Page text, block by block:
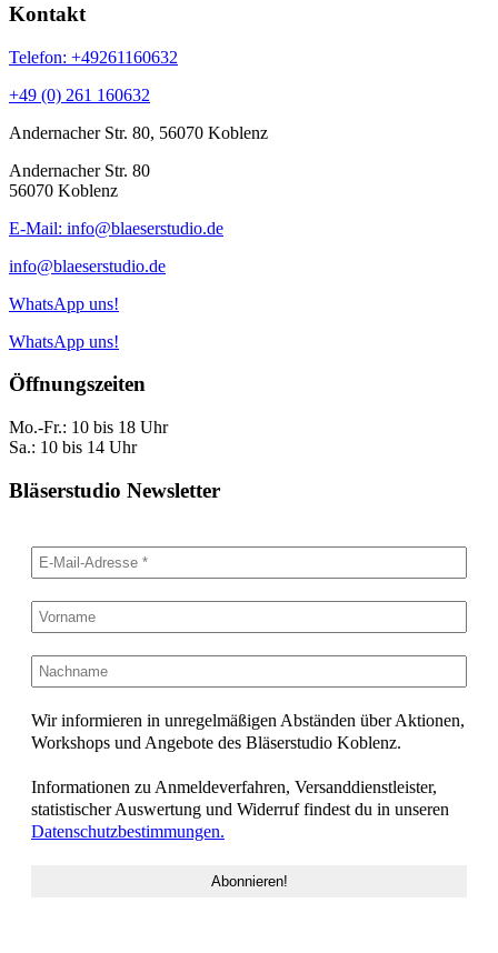
Kontakt
Telefon: +49261160632
+49 (0) 261 160632
Andernacher Str. 80, 56070 Koblenz
Andernacher Str. 80
56070 Koblenz
E-Mail: info@blaeserstudio.de
info@blaeserstudio.de
WhatsApp uns!
WhatsApp uns!
Öffnungszeiten
Mo.-Fr.: 10 bis 18 Uhr
Sa.: 10 bis 14 Uhr
Bläserstudio Newsletter
Wir informieren in unregelmäßigen Abständen über Aktionen,
Workshops und Angebote des Bläserstudio Koblenz.
Informationen zu Anmeldeverfahren, Versanddienstleister,
statistischer Auswertung und Widerruf findest du in unseren
Datenschutzbestimmungen.